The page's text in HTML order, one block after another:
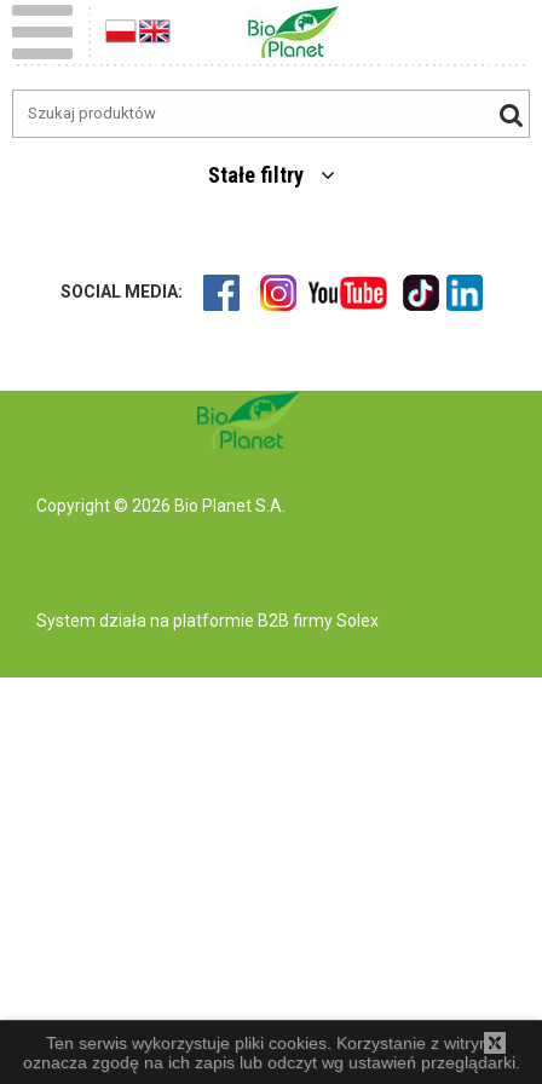
Stałe filtry
SOCIAL MEDIA:
Copyright © 2026 Bio Planet S.A.
System działa na platformie B2B firmy Solex
Ten serwis wykorzystuje pliki cookies. Korzystanie z witryny
oznacza zgodę na ich zapis lub odczyt wg ustawień przeglądarki.